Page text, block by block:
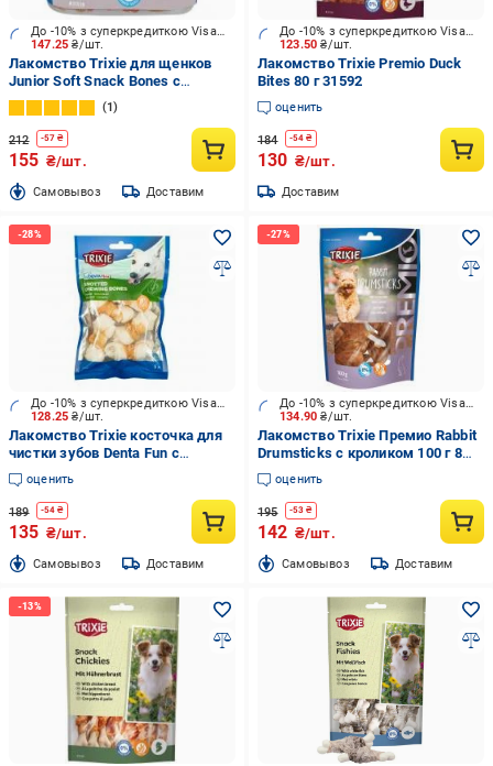
147.25₴/шт.
До -10% з суперкредиткою Visa Вигода
Лакомство Trixie для щенков
Junior Soft Snack Bones с
кальцием 140 г
1
212 -57 ₴
155 ₴/шт.
Cамовывоз Доставим
123.50₴/шт.
До -10% з суперкредиткою Visa Вигода
Лакомство Trixie Premio Duck
Bites 80 г 31592
оценить
184 -54 ₴
130 ₴/шт.
Доставим
128.25₴/шт.
До -10% з суперкредиткою Visa Вигода
Лакомство Trixie косточка для
чистки зубов Denta Fun с
курицей 5 см 70 г 5 шт/уп.
оценить
189 -54 ₴
135 ₴/шт.
Cамовывоз Доставим
134.90₴/шт.
До -10% з суперкредиткою Visa Вигода
Лакомство Trixie Премио Rabbit
Drumsticks с кроликом 100 г 8
шт/уп. арт.31546
оценить
195 -53 ₴
142 ₴/шт.
Cамовывоз Доставим